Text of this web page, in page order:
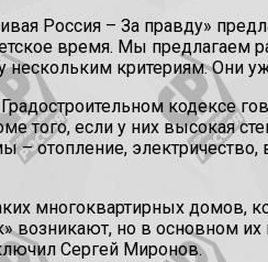
Россия – За правду»
время. Мы предлагаем
нескольким критериям. Они
кодексе
того, если у них высокая
– отопление,
многоквартирных домов,
возникают, но в основном
Сергей Миронов.